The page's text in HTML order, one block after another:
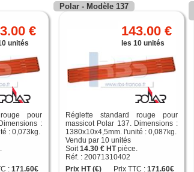
pour
:
: 0,073kg.
:171.60€
€
unités
Polar - Modèle 137
Réglette standard rouge pour
massicot Polar 137. Dimensions :
1380x10x4,5mm. l'unité : 0,087kg.
Vendu par 10 unités
Soit14.30 € HTpièce.
Réf. : 20071310402
Prix HT (€)
Prix TTC : 171.60€
143.00 €
les 10 unités